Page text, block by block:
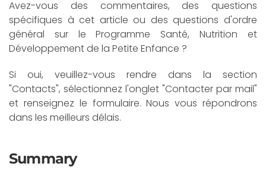
Avez-vous des commentaires, des questions
spécifiques à cet article ou des questions d'ordre
général sur le Programme Santé, Nutrition et
Développement de la Petite Enfance ?
Si oui, veuillez-vous rendre dans la section
"Contacts", sélectionnez l'onglet "Contacter par mail"
et renseignez le formulaire. Nous vous répondrons
dans les meilleurs délais.
Summary